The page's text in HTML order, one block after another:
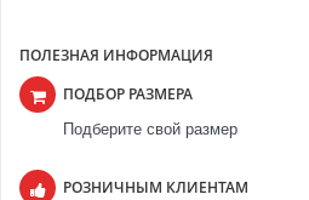
ПОЛЕЗНАЯ ИНФОРМАЦИЯ
ПОДБОР РАЗМЕРА
Подберите свой размер
РОЗНИЧНЫМ КЛИЕНТАМ